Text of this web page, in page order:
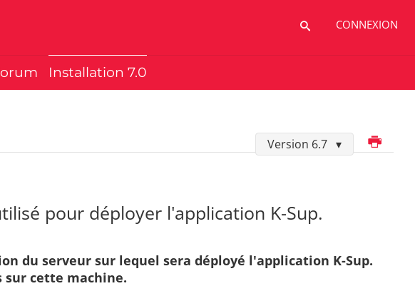
CONNEXION
Installation 7.0
Version 6.7Imprimer
pour déployer l'application K-Sup.
du serveur sur lequel sera déployé l'application K-Sup.
sur cette machine.